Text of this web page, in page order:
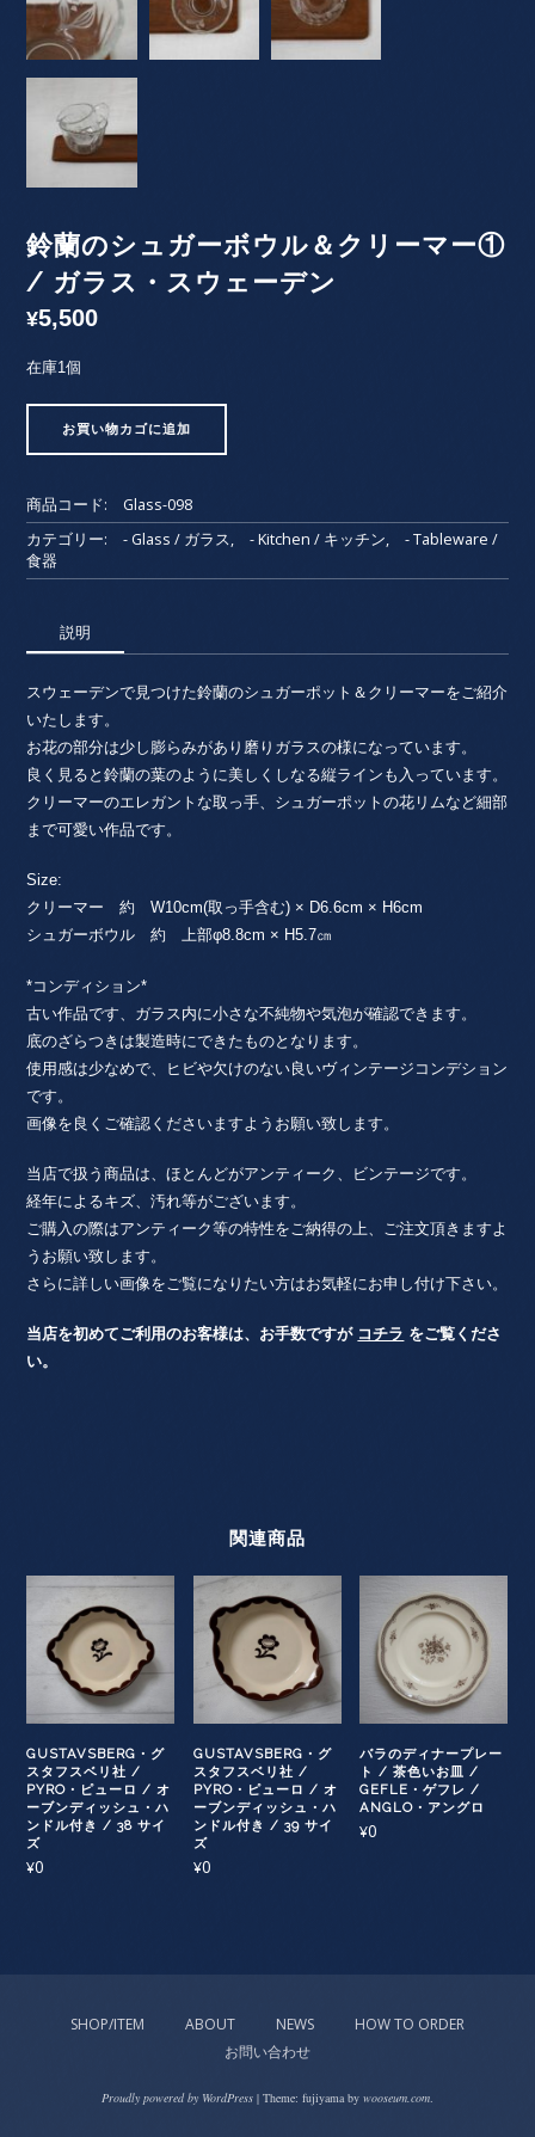
鈴蘭のシュガーボウル＆クリーマー①
/ ガラス・スウェーデン
¥5,500
在庫1個
ュ
ガ
ー
ク
リ
ー
マ
ー
①
/
ラ
ス・
ス
ェ
ー
デ
ン
個
お買い物カゴに追加
商品コード:
Glass-098
カテゴリー:
- Glass / ガラス, - Kitchen / キッチン,
- Tableware /
食器
説明
スウェーデンで見つけた鈴蘭のシュガーポット＆クリーマーをご紹介
いたします。
お花の部分は少し膨らみがあり磨りガラスの様になっています。
良く見ると鈴蘭の葉のように美しくしなる縦ラインも入っています。
クリーマーのエレガントな取っ手、シュガーポットの花リムなど細部
まで可愛い作品です。
Size:
クリーマー 約 W10cm(取っ手含む) × D6.6cm × H6cm
シュガーボウル 約 上部φ8.8cm × H5.7㎝
*コンディション*
古い作品です、ガラス内に小さな不純物や気泡が確認できます。
底のざらつきは製造時にできたものとなります。
使用感は少なめで、ヒビや欠けのない良いヴィンテージコンデション
です。
画像を良くご確認くださいますようお願い致します。
当店で扱う商品は、ほとんどがアンティーク、ビンテージです。
経年によるキズ、汚れ等がございます。
ご購入の際はアンティーク等の特性をご納得の上、ご注文頂きますよ
うお願い致します。
さらに詳しい画像をご覧になりたい方はお気軽にお申し付け下さい。
当店を初めてご利用のお客様は、お手数ですが コチラ をご覧くださ
い。
関連商品
GUSTAVSBERG・グ
スタフスベリ社 /
PYRO・ピューロ / オ
ーブンディッシュ・ハ
ンドル付き / 38 サイ
ズ
¥0
GUSTAVSBERG・グ
スタフスベリ社 /
PYRO・ピューロ / オ
ーブンディッシュ・ハ
ンドル付き / 39 サイ
ズ
¥0
バラのディナープレー
ト / 茶色いお皿 /
GEFLE・ゲフレ /
ANGLO・アングロ
¥0
SHOP/ITEM ABOUT NEWS
HOW TO ORDER
お問い合わせ
Proudly powered by WordPress | Theme: fujiyama by wooseum.com.